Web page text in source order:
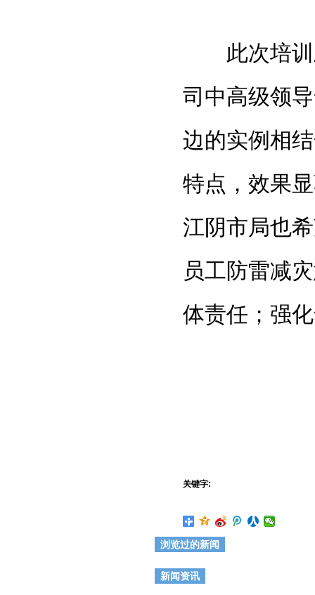
此次培训
司中高级领
边的实例相
特点，效果
江阴市局也
员工防雷减
体责任；强
关键字:
浏览过的新闻
新闻资讯